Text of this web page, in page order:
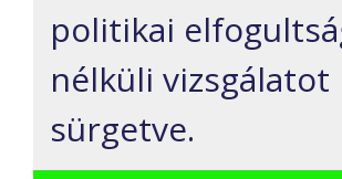
politikai
nélküli vizsgálatot
sürgetve.